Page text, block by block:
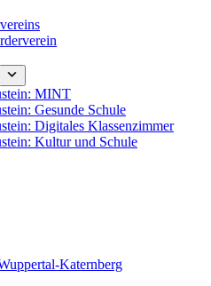
MINT
Gesunde Schule
Digitales Klassenzimmer
Kultur und Schule